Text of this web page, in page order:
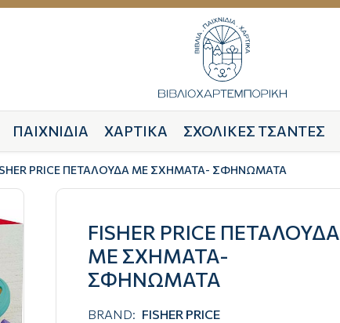
ΠΑΙΧΝΙΔΙΑ ΧΑΡΤΙΚΑ ΣΧΟΛΙΚΕΣ ΤΣΑΝΤΕΣ
PRICE ΠΕΤΑΛΟΥΔΑ ΜΕ ΣΧΗΜΑΤΑ- ΣΦΗΝΩΜΑΤΑ
FISHER PRICE ΠΕΤΑΛΟΥΔΑ
ΜΕ ΣΧΗΜΑΤΑ-
ΣΦΗΝΩΜΑΤΑ
BRAND: FISHER PRICE